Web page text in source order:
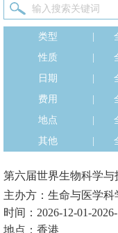
类型
性质
日期
费用
地点
其他
第六届世界生物科学与
主办方：生命与医学
时间：2026-12-01-
地点：香港